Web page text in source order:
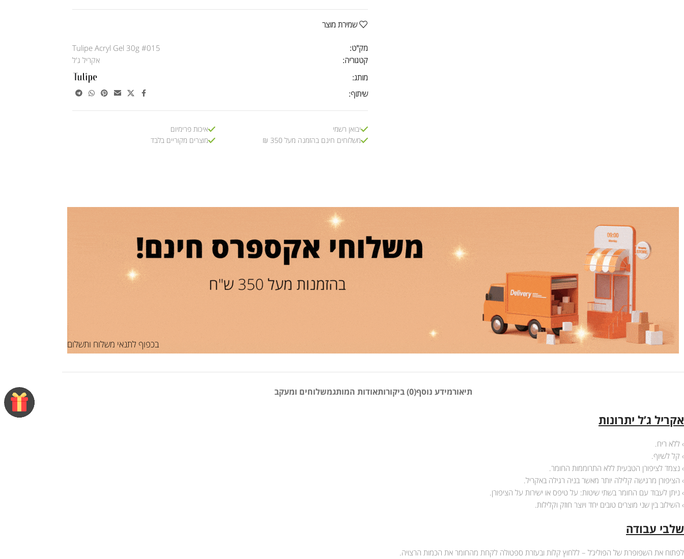
שמירת מוצר
מק"ט:
Tulipe Acryl Gel 30g #015
קטגוריה:
אקריל ג'ל
מותג:
שיתוף:
יבואן רשמי
משלוחים חינם בהזמנה מעל 350 ₪
איכות פרימיום
מוצרים מקוריים בלבד
בכפוף לתנאי משלוח ותשלום
תיאורמידע נוסף(0) ביקורות אודות המותגמשלוחים ומעקב
אקריל ג’ל יתרונות
› ללא ריח.
› קל לשיוף.
› נצמד לציפורן הטבעית ללא התרוממות החומר.
› הציפורן מרגישה קלילה יותר מאשר בניה רגילה באקריל.
› ניתן לעבוד עם החומר בשתי שיטות: על טיפס או ישירות על הציפורן.
› השילוב בין שני מוצרים טובים יחד ויוצר חוזק וקלילות.
שלבי עבודה
לפתוח את השפופרת של הפוליג’ל – ללחוץ קלות ובעזרת ספטולה לקחת מהחומר את הכמות הרצויה.